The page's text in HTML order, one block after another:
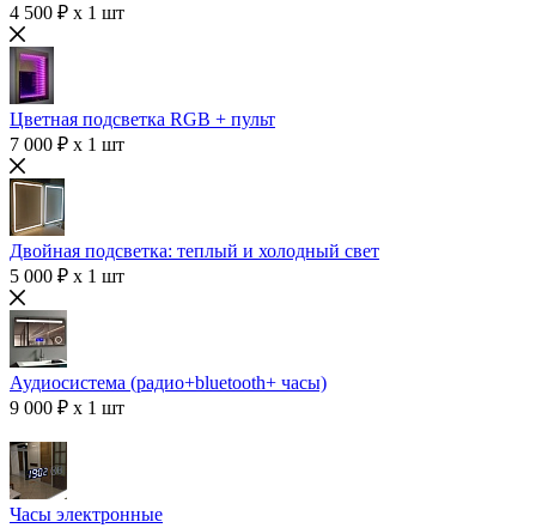
4 500 ₽ x 1 шт
Цветная подсветка RGB + пульт
7 000 ₽ x 1 шт
Двойная подсветка: теплый и холодный свет
5 000 ₽ x 1 шт
Аудиосистема (радио+bluetooth+ часы)
9 000 ₽ x 1 шт
Часы электронные